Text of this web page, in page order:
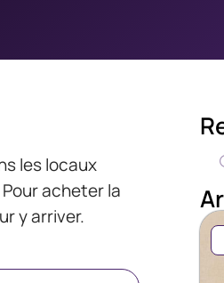
les locaux
acheter la
y arriver.